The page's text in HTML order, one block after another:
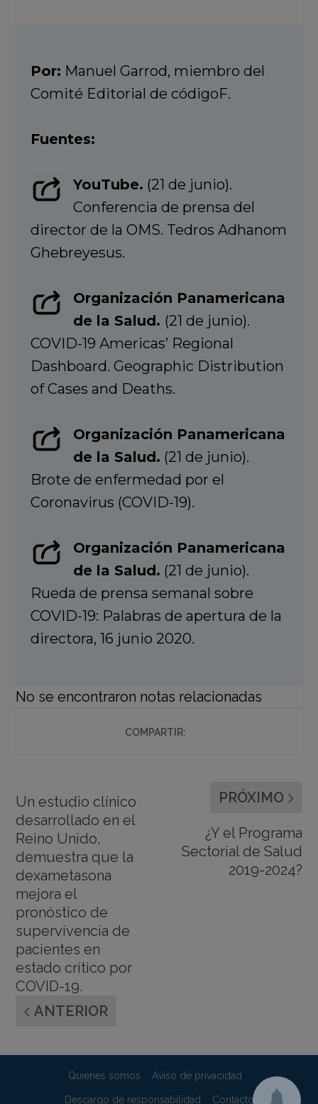
Por: Manuel Garrod, miembro del
Comité Editorial de códigoF.
Fuentes:
YouTube. (21 de junio).
Conferencia de prensa del
director de la OMS. Tedros Adhanom
Ghebreyesus.
Organización Panamericana
de la Salud. (21 de junio).
COVID-19 Americas’ Regional
Dashboard. Geographic Distribution
of Cases and Deaths.
Organización Panamericana
de la Salud. (21 de junio).
Brote de enfermedad por el
Coronavirus (COVID-19).
Organización Panamericana
de la Salud. (21 de junio).
Rueda de prensa semanal sobre
COVID-19: Palabras de apertura de la
directora, 16 junio 2020.
No se encontraron notas relacionadas
COMPARTIR:
Un estudio clínico
desarrollado en el
Reino Unido,
demuestra que la
dexametasona
mejora el
pronóstico de
supervivencia de
pacientes en
estado crítico por
COVID-19.
ANTERIOR
PRÓXIMO
¿Y el Programa
Sectorial de Salud
2019-2024?
Quiénes somos Aviso de privacidad
Descargo de responsabilidad Contacto